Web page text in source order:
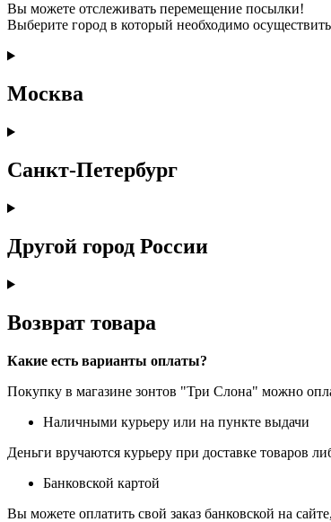
Вы можете отслеживать перемещение посылки!
Выберите город в который необходимо
Москва
Санкт-Петербург
Другой город России
Возврат товара
Какие есть варианты оплаты?
Покупку в магазине зонтов "Три Слона" можно
Наличными курьеру или на пункте выдачи
Деньги вручаются курьеру при доставке товаров
Банковской картой
Вы можете оплатить свой заказ банковской на